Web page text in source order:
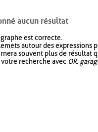
aucun résultat
est correcte.
autour des expressions
souvent plus de résultat
recherche avec OR.